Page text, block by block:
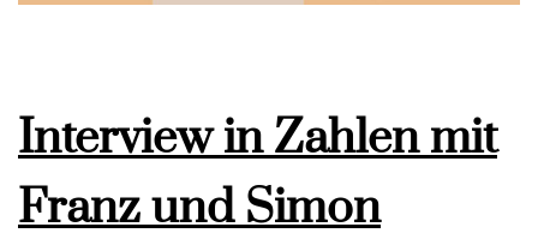
Interview in Zahlen mit
Franz und Simon